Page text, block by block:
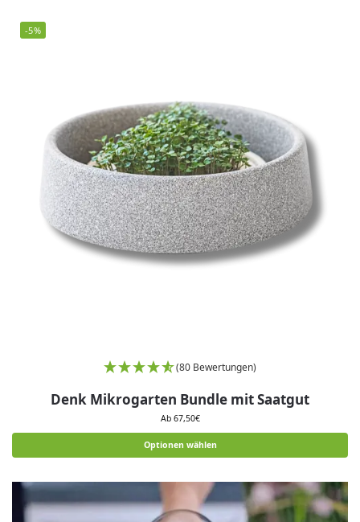
-5%
(80 Bewertungen)
Denk Mikrogarten Bundle mit Saatgut
Ab 67,50€
Optionen wählen